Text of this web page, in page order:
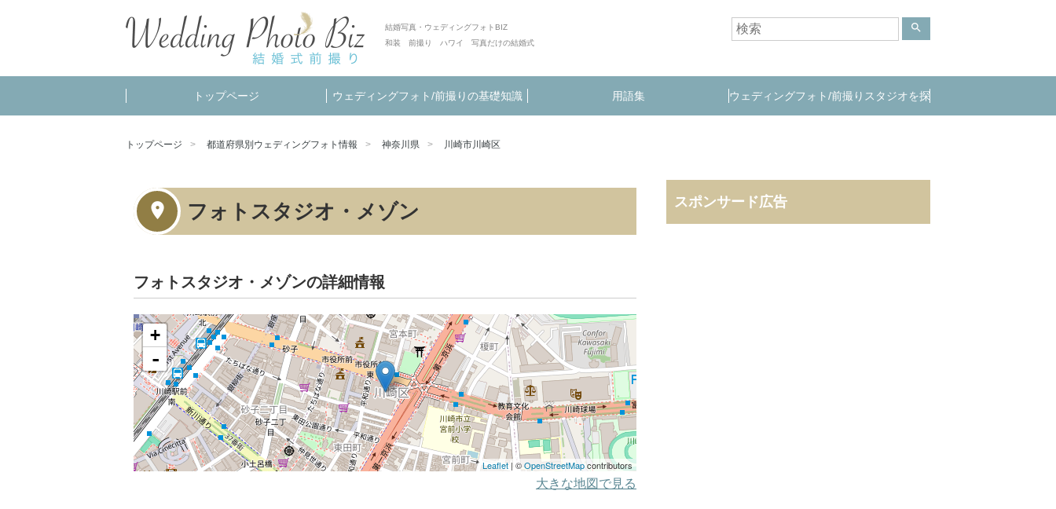
結婚写真・ウェディングフォトBIZ
和装 前撮り ハワイ 写真だけの結婚式
search
トップページ ウェディングフォト/前撮りの基礎知識 用語集 ウェディングフォト/前撮りスタジオを探
トップページ 都道府県別ウェディングフォト情報 神奈川県 川崎市川崎区
フォトスタジオ・メゾン
フォトスタジオ・メゾンの詳細情報
+
-
Leaflet| ©OpenStreetMapcontributors
大きな地図で見る
スポンサード広告